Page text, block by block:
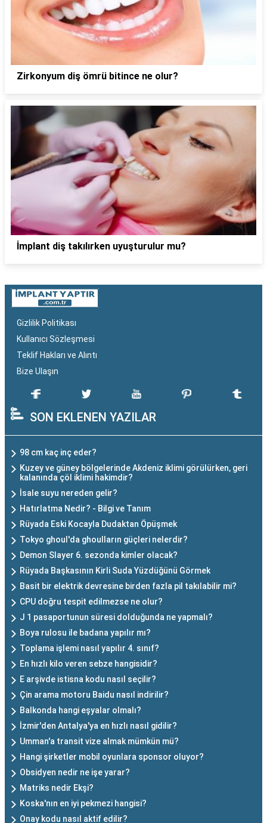
Zirkonyum diş ömrü bitince ne olur?
İmplant diş takılırken uyuşturulur mu?
Gizlilik Politikası
Kullanıcı Sözleşmesi
Teklif Hakları ve Alıntı
Bize Ulaşın
SON EKLENEN YAZILAR
98 cm kaç inç eder?
Kuzey ve güney bölgelerinde Akdeniz iklimi görülürken, geri
kalanında çöl iklimi hakimdir?
İsale suyu nereden gelir?
Hatırlatma Nedir? - Bilgi ve Tanım
Rüyada Eski Kocayla Dudaktan Öpüşmek
Tokyo ghoul'da ghoulların güçleri nelerdir?
Demon Slayer 6. sezonda kimler olacak?
Rüyada Başkasının Kirli Suda Yüzdüğünü Görmek
Basit bir elektrik devresine birden fazla pil takılabilir mi?
CPU doğru tespit edilmezse ne olur?
J 1 pasaportunun süresi dolduğunda ne yapmalı?
Boya rulosu ile badana yapılır mı?
Toplama işlemi nasıl yapılır 4. sınıf?
En hızlı kilo veren sebze hangisidir?
E arşivde istisna kodu nasıl seçilir?
Çin arama motoru Baidu nasıl indirilir?
Balkonda hangi eşyalar olmalı?
İzmir'den Antalya'ya en hızlı nasıl gidilir?
Umman'a transit vize almak mümkün mü?
Hangi şirketler mobil oyunlara sponsor oluyor?
Obsidyen nedir ne işe yarar?
Matriks nedir Ekşi?
Koska'nın en iyi pekmezi hangisi?
Onay kodu nasıl aktif edilir?